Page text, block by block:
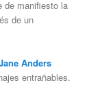
de manifiesto la
de un
Anders
entrañables.